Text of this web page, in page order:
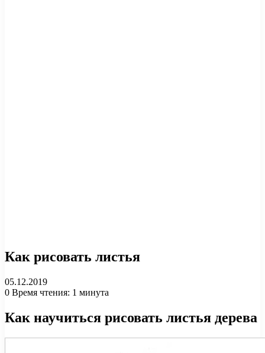
Как рисовать листья
05.12.2019
0 Время чтения: 1 минута
Как научиться рисовать листья дерева